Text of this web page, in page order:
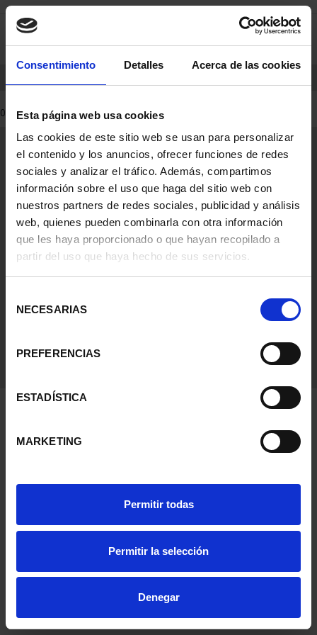
Consentimiento Detalles Acerca de las cookies
Esta página web usa cookies
Las cookies de este sitio web se usan para personalizar
el contenido y los anuncios, ofrecer funciones de redes
sociales y analizar el tráfico. Además, compartimos
información sobre el uso que haga del sitio web con
nuestros partners de redes sociales, publicidad y análisis
web, quienes pueden combinarla con otra información
que les haya proporcionado o que hayan recopilado a
partir del uso que haya hecho de sus servicios.
NECESARIAS
PREFERENCIAS
ESTADÍSTICA
MARKETING
Permitir todas
Permitir la selección
Denegar
saltar
contenido
Saltar
men
0
0 Productos encontrados
Información General
Contacto
Preguntas Frequentes (FAQs)
Aviso Legal
Condiciones Legales